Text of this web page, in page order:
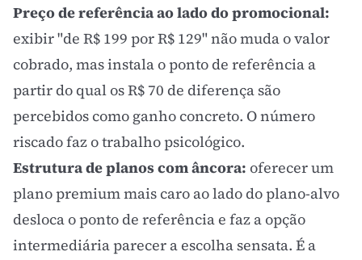
Preço de referênciaao lado do promocional:
exibir "de R$ 199 por R$ 129" não muda o valor
cobrado, mas instala o ponto de referência a
partir do qual os R$ 70 de diferença são
percebidos como ganho concreto. O número
riscado faz o trabalho psicológico.
Estrutura de planos com âncora: oferecer um
plano premium mais caro ao lado do plano-alvo
desloca o ponto de referência e faz a opção
intermediária parecer a escolha sensata. É a